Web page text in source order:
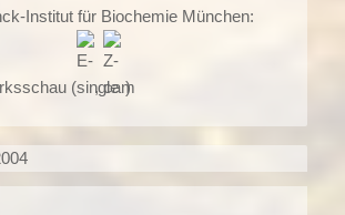
Institut für Biochemie München:
( , )